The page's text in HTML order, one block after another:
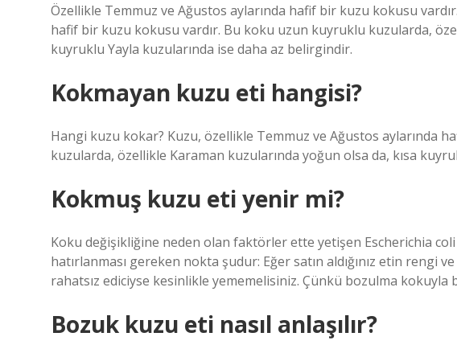
Özellikle Temmuz ve Ağustos aylarında hafif bir kuzu kokusu
hafif bir kuzu kokusu vardır. Bu koku uzun kuyruklu kuzularda,
kuyruklu Yayla kuzularında ise daha az belirgindir.
Kokmayan kuzu eti hangisi?
Hangi kuzu kokar? Kuzu, özellikle Temmuz ve Ağustos aylarında
kuzularda, özellikle Karaman kuzularında yoğun olsa da, kısa
Kokmuş kuzu eti yenir mi?
Koku değişikliğine neden olan faktörler ette yetişen Escherichia
hatırlanması gereken nokta şudur: Eğer satın aldığınız etin
rahatsız ediciyse kesinlikle yememelisiniz. Çünkü bozulma kokuyla
Bozuk kuzu eti nasıl anlaşılır?